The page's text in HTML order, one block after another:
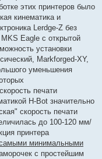
этих принтеров было
кинематика и
Lerdge-Z без
Eagle с открытой
установки
Markforged-XY,
уменьшения
печати
H-Bot значительно
скорость печати
до 100-120 мм/
принтера
минимальными
с простейшим